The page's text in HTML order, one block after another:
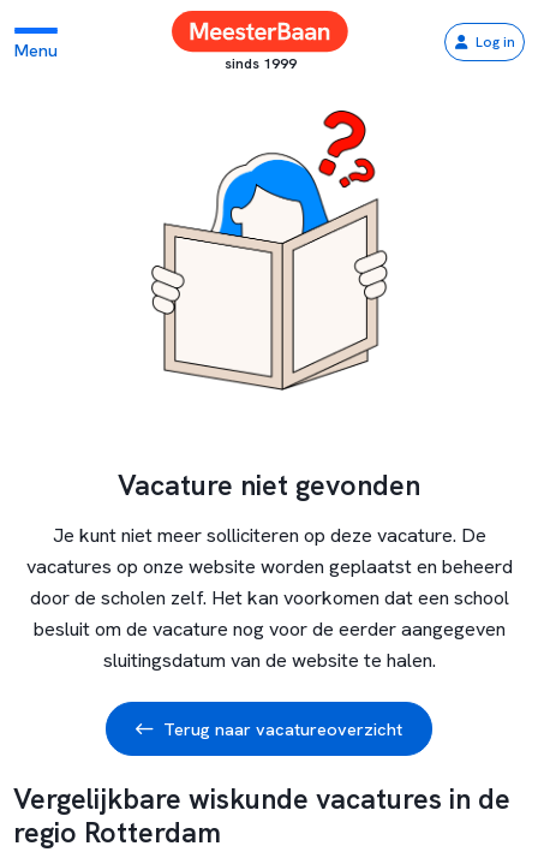
Menu
sinds 1999
Log in
Vacature niet gevonden
Je kunt niet meer solliciteren op deze vacature. De
vacatures op onze website worden geplaatst en beheerd
door de scholen zelf. Het kan voorkomen dat een school
besluit om de vacature nog voor de eerder aangegeven
sluitingsdatum van de website te halen.
Terug naar vacatureoverzicht
Vergelijkbare wiskunde vacatures in de
regio Rotterdam